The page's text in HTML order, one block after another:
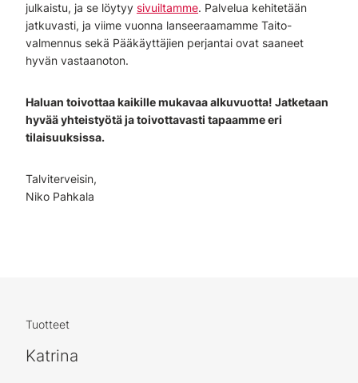
julkaistu, ja se löytyy sivuiltamme. Palvelua kehitetään
jatkuvasti, ja viime vuonna lanseeraamamme Taito-
valmennus sekä Pääkäyttäjien perjantai ovat saaneet
hyvän vastaanoton.
Haluan toivottaa kaikille mukavaa alkuvuotta! Jatketaan
hyvää yhteistyötä ja toivottavasti tapaamme eri
tilaisuuksissa.
Talviterveisin,
Niko Pahkala
Tuotteet
Katrina